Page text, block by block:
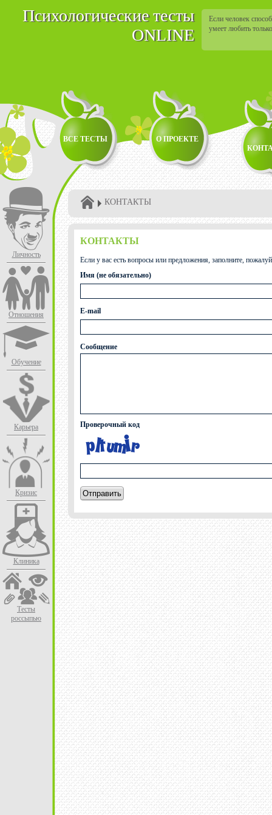
Психологические тесты
ONLINE
Если человек
умеет любить
ВСЕ ТЕСТЫ
О ПРОЕКТЕ
Личность
Отношения
Обучение
Карьера
Кризис
Клиника
Тесты
россыпью
КОНТАКТЫ
КОНТАКТЫ
Если у вас есть вопросы или предложения, заполните,
Имя (не обязательно)
E-mail
Сообщение
Проверочный код
Отправить